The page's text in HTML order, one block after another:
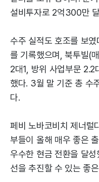
설비투자로 2억300만
수주 실적도 호조를 보
를 기록했으며, 북투빌(
2대1, 방위 사업부문 2.2
했다. 3월 말 기준 총 수
다.
페비 노바코비치 제너럴
부들이 올해 매우 좋은
우수한 현금 전환을 달
선을 추진할 수 있는 좋